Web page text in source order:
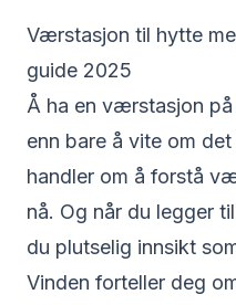
Værstasjon til hytte
guide 2025
Å ha en værstasjon
enn bare å vite om
handler om å forstå
nå. Og når du legger
du plutselig innsikt
Vinden forteller deg